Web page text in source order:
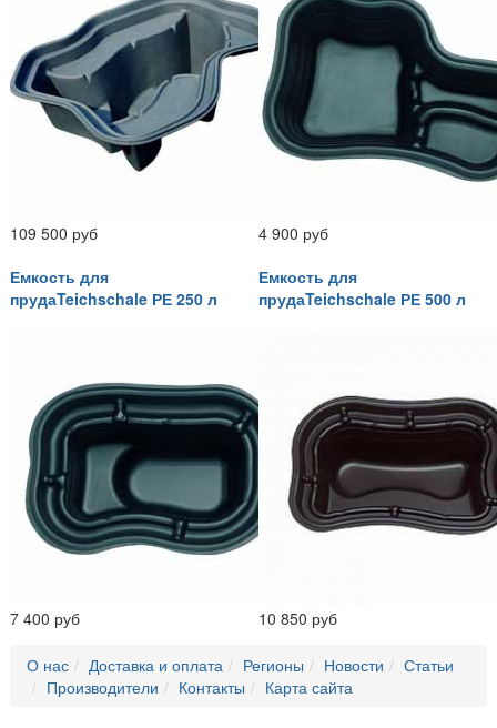
109 500 руб
4 900 руб
Емкость для
прудаTeichschale РЕ 250 л
7 400 руб
Емкость для
прудаTeichschale РЕ 500 л
10 850 руб
О нас Доставка и оплата Регионы Новости
Статьи
Производители
Контакты Карта сайта